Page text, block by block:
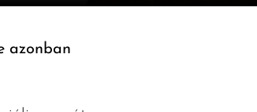
azonban